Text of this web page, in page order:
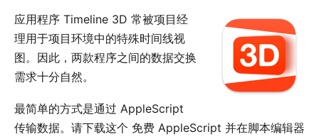
应用程序 Timeline 3D 常被项目经
理用于项目环境中的特殊时间线视
图。因此，两款程序之间的数据交换
需求十分自然。
最简单的方式是通过 AppleScript
传输数据。请下载这个 免费 AppleScript 并在脚本编辑器